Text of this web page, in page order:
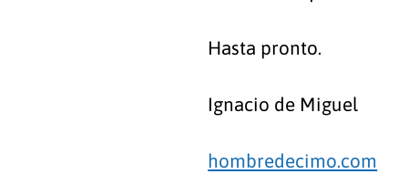
Hasta pronto.
Ignacio de Miguel
hombredecimo.com